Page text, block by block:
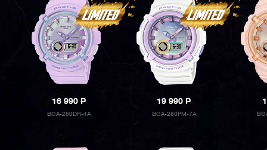
16 990P
BGA-280DR-4A
19 990P
BGA-280PM-7A